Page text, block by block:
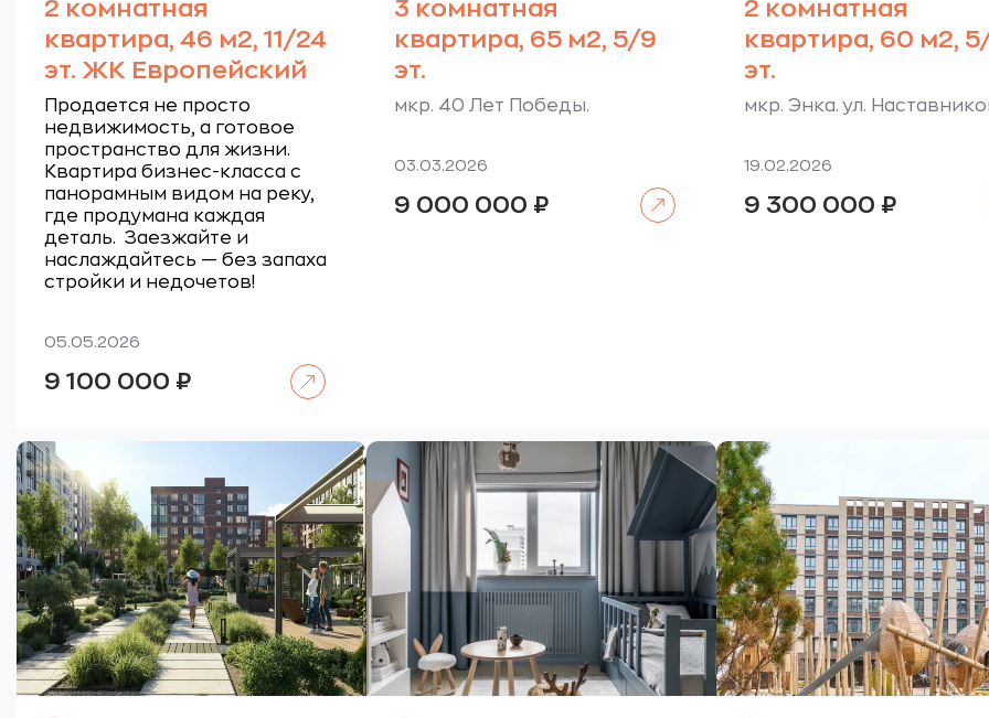
2 комнатная
квартира, 46 м2, 11/24
эт. ЖК Европейский
Продается не просто
недвижимость, а готовое
пространство для жизни.
Квартира бизнес-класса с
панорамным видом на реку,
где продумана каждая
деталь. Заезжайте и
наслаждайтесь — без запаха
стройки и недочетов!
05.05.2026
9 100 000 ₽
3 комнатная
квартира, 65 м2, 5/9
эт.
мкр. 40 Лет Победы.
03.03.2026
9 000 000 ₽
2 комнатная
квартира, 60 м2,
эт.
мкр. Энка. ул.
19.02.2026
9 300 000 ₽